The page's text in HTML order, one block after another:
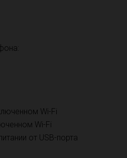
Wi-Fi
Wi-Fi
от USB-порта